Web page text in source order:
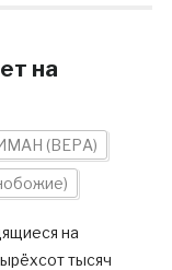
на
(ВЕРА)
на
тысяч